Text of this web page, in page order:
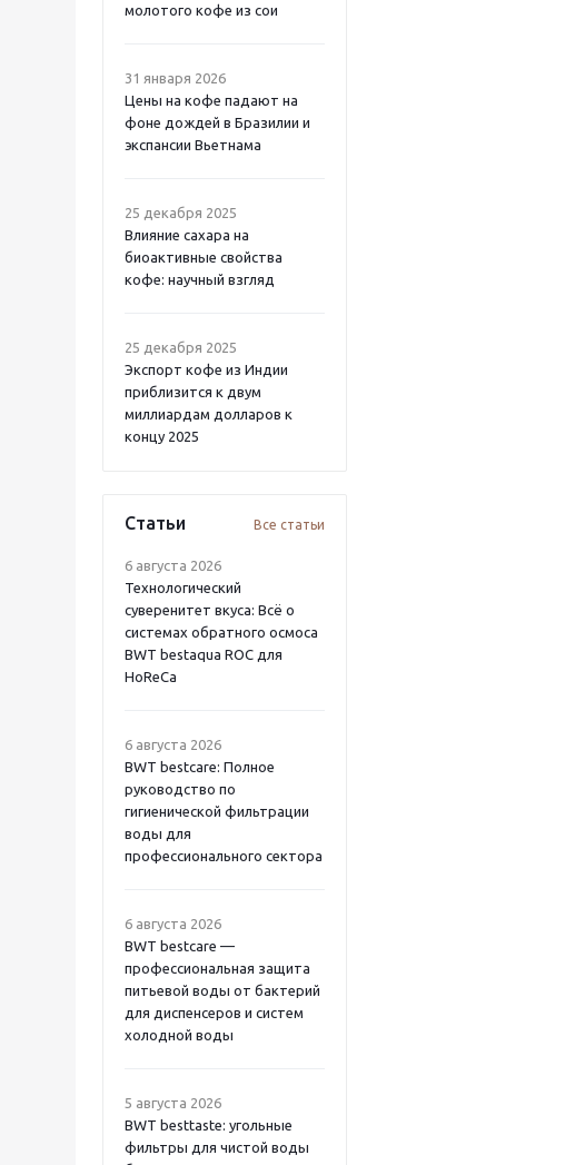
молотого кофе из сои
31 января 2026
Цены на кофе падают на
фоне дождей в Бразилии и
экспансии Вьетнама
25 декабря 2025
Влияние сахара на
биоактивные свойства
кофе: научный взгляд
25 декабря 2025
Экспорт кофе из Индии
приблизится к двум
миллиардам долларов к
концу 2025
Статьи Все статьи
6 августа 2026
Технологический
суверенитет вкуса: Всё о
системах обратного осмоса
BWT bestaqua ROC для
HoReCa
6 августа 2026
BWT bestcare: Полное
руководство по
гигиенической фильтрации
воды для
профессионального сектора
6 августа 2026
BWT bestcare —
профессиональная защита
питьевой воды от бактерий
для диспенсеров и систем
холодной воды
5 августа 2026
BWT besttaste: угольные
фильтры для чистой воды